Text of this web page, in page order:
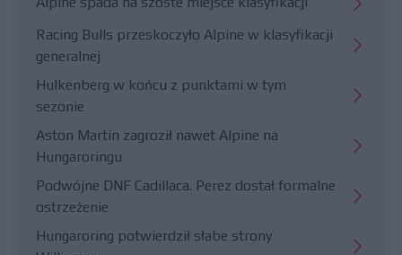
Racing Bulls przeskoczyło Alpine w klasyfikacji
generalnej
Hulkenberg w końcu z punktami w tym
sezonie
Aston Martin zagroził nawet Alpine na
Hungaroringu
Podwójne DNF Cadillaca. Perez dostał formalne
ostrzeżenie
Hungaroring potwierdził słabe strony